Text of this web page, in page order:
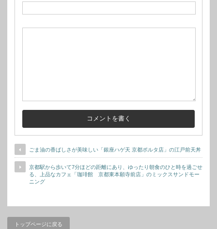
ごま油の香ばしさが美味しい「銀座ハゲ天 京都ポルタ店」の江戸前天丼
京都駅から歩いて7分ほどの距離にあり、ゆったり朝食のひと時を過ごせ
る、上品なカフェ「珈琲館 京都東本願寺前店」のミックスサンドモー
ニング
トップページに戻る